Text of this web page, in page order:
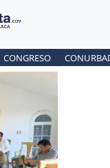
CONGRESO